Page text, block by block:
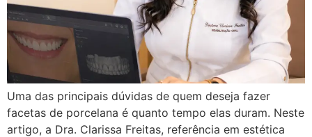
Uma das principais dúvidas de quem deseja fazer
facetas de porcelana é quanto tempo elas duram. Neste
artigo, a Dra. Clarissa Freitas, referência em estética